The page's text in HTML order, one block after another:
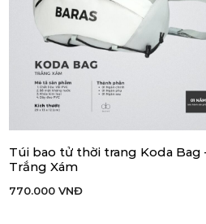
THÊM VÀO GIỎ HÀNG
Túi bao tử thời trang Koda Bag
Trắng Xám
770.000 VNĐ